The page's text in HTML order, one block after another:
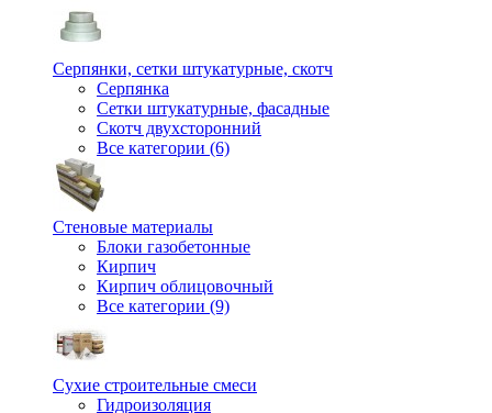
Серпянки, сетки штукатурные, скотч
Серпянка
Сетки штукатурные, фасадные
Скотч двухсторонний
Все категории (6)
Стеновые материалы
Блоки газобетонные
Кирпич
Кирпич облицовочный
Все категории (9)
Сухие строительные смеси
Гидроизоляция